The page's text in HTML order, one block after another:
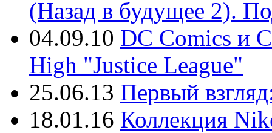
(Назад в будущее 2).
04.09.10 DC Comics и
High "Justice League"
25.06.13 Первый
18.01.16 Коллекция